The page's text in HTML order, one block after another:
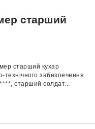
старший
старший кухар
технічного забезпечення
старший солдат...